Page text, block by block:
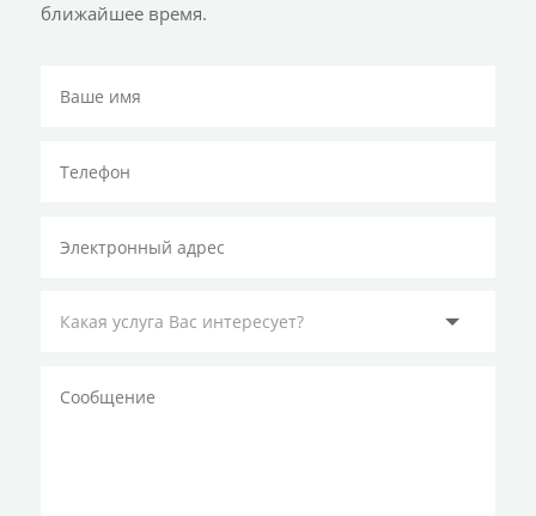
ближайшее время.